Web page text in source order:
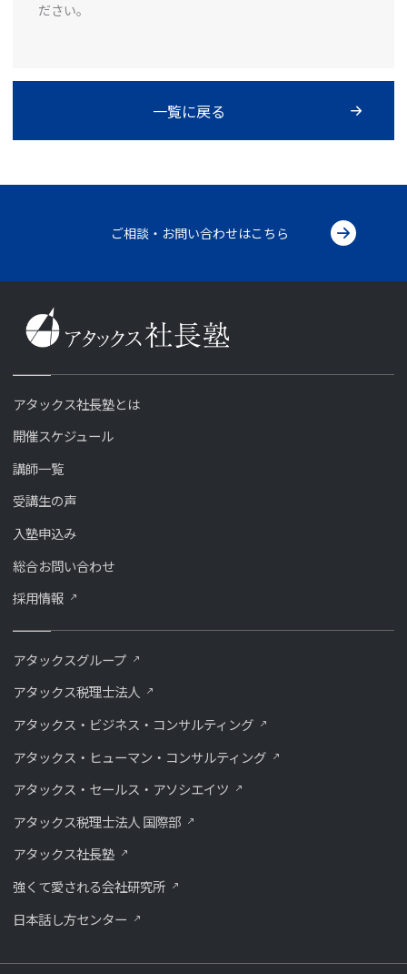
ださい。
一覧に戻る
ご相談・お問い合わせはこちら
アタックス社長塾とは
開催スケジュール
講師一覧
受講生の声
入塾申込み
総合お問い合わせ
採用情報
アタックスグループ
アタックス税理士法人
アタックス・ビジネス・コンサルティング
アタックス・ヒューマン・コンサルティング
アタックス・セールス・アソシエイツ
アタックス税理士法人 国際部
アタックス社長塾
強くて愛される会社研究所
⽇本話し⽅センター